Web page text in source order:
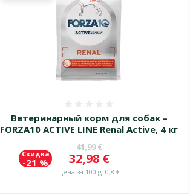
Ветеринарный корм для собак –
FORZA10 ACTIVE LINE Renal Active, 4 кг
Исходная цена
41,99 €
Цена
32,98 €
Цена за 100 g: 0,8 €
Скидка
-21 %